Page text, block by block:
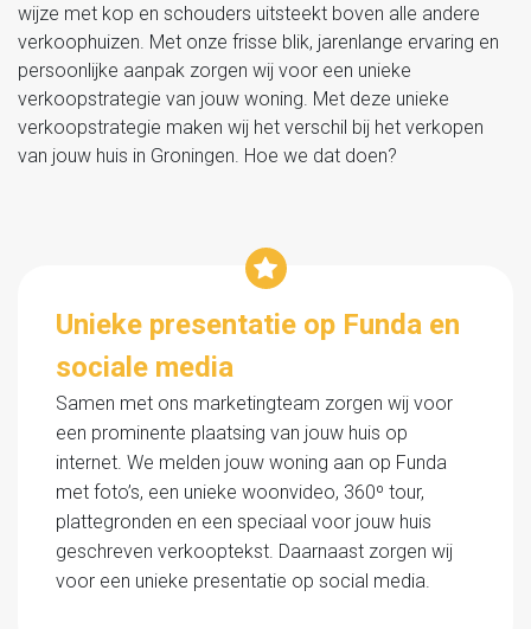
wijze met kop en schouders uitsteekt boven alle andere
verkoophuizen. Met onze frisse blik, jarenlange ervaring en
persoonlijke aanpak zorgen wij voor een unieke
verkoopstrategie van jouw woning. Met deze unieke
verkoopstrategie maken wij het verschil bij het verkopen
van jouw huis in Groningen. Hoe we dat doen?
Unieke presentatie op Funda en
sociale media
Samen met ons marketingteam zorgen wij voor
een prominente plaatsing van jouw huis op
internet. We melden jouw woning aan op Funda
met foto’s, een unieke woonvideo, 360º tour,
plattegronden en een speciaal voor jouw huis
geschreven verkooptekst. Daarnaast zorgen wij
voor een unieke presentatie op social media.